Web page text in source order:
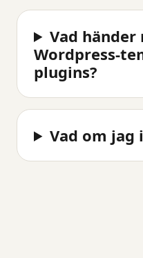
Vad
Wordpress-
plugins?
Vad om jag